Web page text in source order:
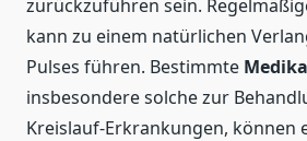
zurückzuführen sein.
kann zu einem natürlichen
Pulses führen. Bestimmte
insbesondere solche zur
Kreislauf-Erkrankungen, können